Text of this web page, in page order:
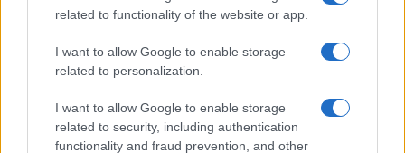
related to functionality of the website or app.
I want to allow Google to enable storage
related to personalization.
I want to allow Google to enable storage
related to security, including authentication
functionality and fraud prevention, and other